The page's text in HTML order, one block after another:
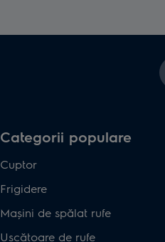
Categorii populare
Cuptor
Frigidere
Mașini de spălat rufe
Uscătoare de rufe